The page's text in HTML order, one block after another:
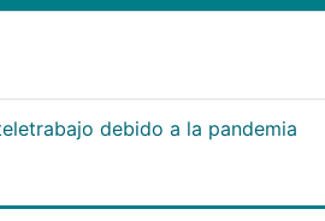
debido a la pandemia